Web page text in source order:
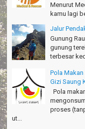
Seru banget Pantai
Sudrajat - Kuningan
エキサイティングなツア
Nakata-Osaka Japan
Hiromi - Fukusima Japan
Menurut
kamu lagi
Jalur
Gunung
gunung
terbesar
Pola
Gizi Saung
Pola
proses
ut...